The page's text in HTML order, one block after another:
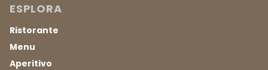
ESPLORA
Ristorante
Menu
Aperitivo